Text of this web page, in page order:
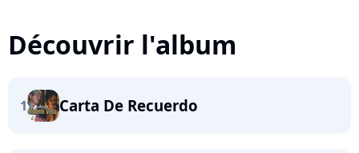
Découvrir l'album
1 Carta De Recuerdo